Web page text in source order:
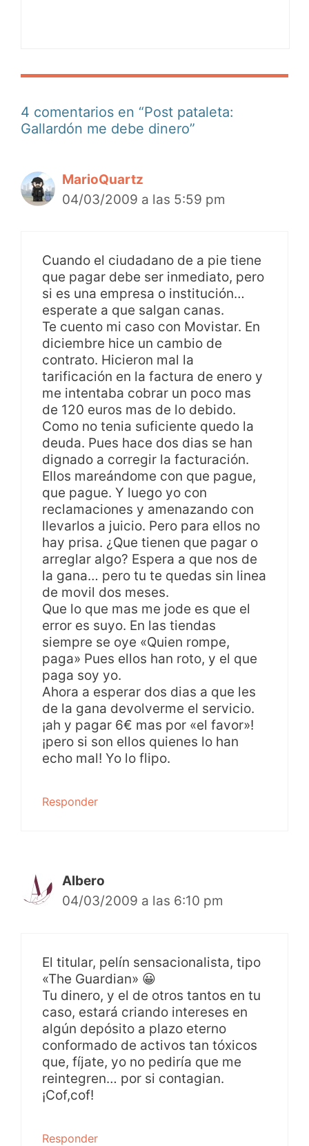
4 comentarios en “Post pataleta:
Gallardón me debe dinero”
MarioQuartz
04/03/2009 a las 5:59 pm
Cuando el ciudadano de a pie tiene
que pagar debe ser inmediato, pero
si es una empresa o institución…
esperate a que salgan canas.
Te cuento mi caso con Movistar. En
diciembre hice un cambio de
contrato. Hicieron mal la
tarificación en la factura de enero y
me intentaba cobrar un poco mas
de 120 euros mas de lo debido.
Como no tenia suficiente quedo la
deuda. Pues hace dos dias se han
dignado a corregir la facturación.
Ellos mareándome con que pague,
que pague. Y luego yo con
reclamaciones y amenazando con
llevarlos a juicio. Pero para ellos no
hay prisa. ¿Que tienen que pagar o
arreglar algo? Espera a que nos de
la gana… pero tu te quedas sin linea
de movil dos meses.
Que lo que mas me jode es que el
error es suyo. En las tiendas
siempre se oye «Quien rompe,
paga» Pues ellos han roto, y el que
paga soy yo.
Ahora a esperar dos dias a que les
de la gana devolverme el servicio.
¡ah y pagar 6€ mas por «el favor»!
¡pero si son ellos quienes lo han
echo mal! Yo lo flipo.
Responder
Albero
04/03/2009 a las 6:10 pm
El titular, pelín sensacionalista, tipo
«The Guardian» 😀
Tu dinero, y el de otros tantos en tu
caso, estará criando intereses en
algún depósito a plazo eterno
conformado de activos tan tóxicos
que, fíjate, yo no pediría que me
reintegren… por si contagian.
¡Cof,cof!
Responder